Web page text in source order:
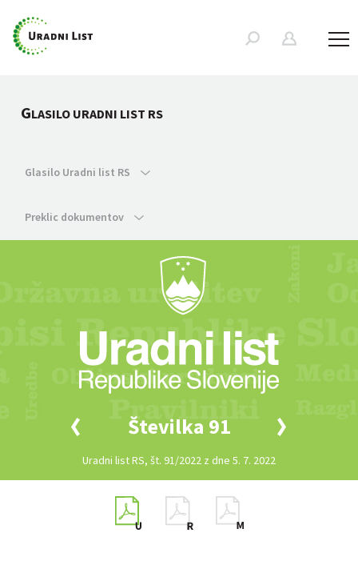
GLASILO URADNI LIST RS
Glasilo Uradni list RS
Preklic dokumentov
Številka 91
Uradni list RS, št. 91/2022 z dne 5. 7. 2022